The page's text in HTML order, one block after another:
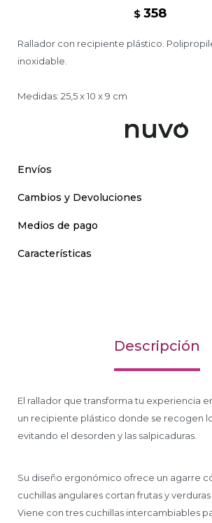
$ 358
Rallador con recipiente plástico.
inoxidable.
Medidas: 25,5 x 10 x 9 cm
Envíos
Cambios y Devoluciones
Medios de pago
Características
Descripción
El rallador que transforma tu experiencia
un recipiente plástico donde se recogen
evitando el desorden y las salpicaduras.
Su diseño ergonómico ofrece un agarre
cuchillas angulares cortan frutas y
Viene con tres cuchillas intercambiables